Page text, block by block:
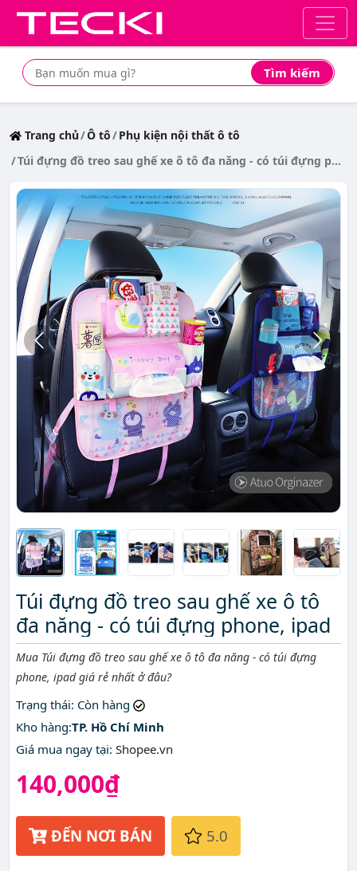
Tìm kiếm
Tìm mua sản phẩm giá rẻ nhất
Trang chủ Ô tô
Phụ kiện nội thất ô tô
Túi đựng đồ treo sau ghế xe ô tô đa năng - có túi đựng phone, ipad
Túi đựng đồ treo sau ghế xe ô tô
đa năng - có túi đựng phone, ipad
Mô tả ngắn
Mua Túi đựng đồ treo sau ghế xe ô tô đa năng - có túi đựng
phone, ipad giá rẻ nhất ở đâu?
Trạng thái: Còn hàng
Kho hàng:TP. Hồ Chí Minh
Giá mua ngay tại: Shopee.vn
140,000₫
ĐẾN NƠI BÁN 5.0